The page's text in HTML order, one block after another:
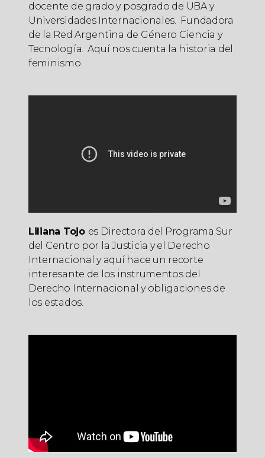
docente de grado y posgrado de UBA y
Universidades Internacionales. Fundadora
de la Red Argentina de Género Ciencia y
Tecnología. Aquí nos cuenta la historia del
feminismo.
Liliana Tojo es Directora del Programa Sur
del Centro por la Justicia y el Derecho
Internacional y aquí hace un recorte
interesante de los instrumentos del
Derecho Internacional y obligaciones de
los estados.